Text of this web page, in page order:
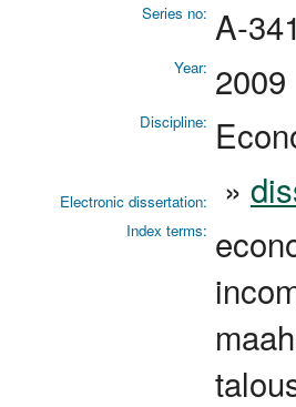
Series no: A-341
Year: 2009
Discipline:
Electronic dissertation: »
Index terms: